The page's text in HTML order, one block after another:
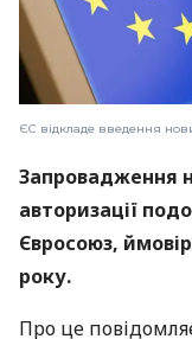
ЄС відкладе введення
Запровадження
авторизації
Євросоюз,
року.
Про це